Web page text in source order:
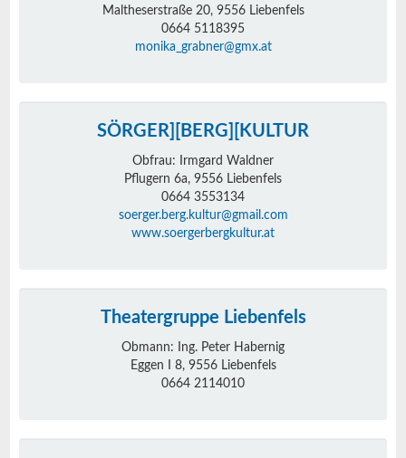
Maltheserstraße 20, 9556 Liebenfels
0664 5118395
monika_grabner@gmx.at
SÖRGER][BERG][KULTUR
Obfrau: Irmgard Waldner
Pflugern 6a, 9556 Liebenfels
0664 3553134
soerger.berg.kultur@gmail.com
www.soergerbergkultur.at
Theatergruppe Liebenfels
Obmann: Ing. Peter Habernig
Eggen I 8, 9556 Liebenfels
0664 2114010